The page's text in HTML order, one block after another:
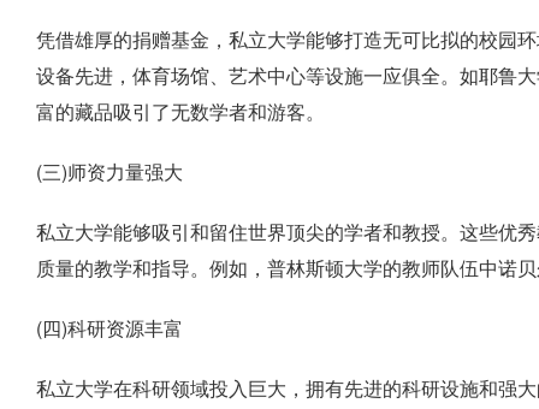
凭借雄厚的捐赠基金，私立大学能够打造无可比拟的校园
设备先进，体育场馆、艺术中心等设施一应俱全。如耶鲁
富的藏品吸引了无数学者和游客。
(三)师资力量强大
私立大学能够吸引和留住世界顶尖的学者和教授。这些优
质量的教学和指导。例如，普林斯顿大学的教师队伍中诺
(四)科研资源丰富
私立大学在科研领域投入巨大，拥有先进的科研设施和强